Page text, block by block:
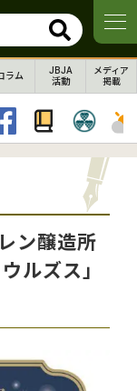
ラム
JBJA
活動
メディア
掲載
ン醸造所
ルズス」